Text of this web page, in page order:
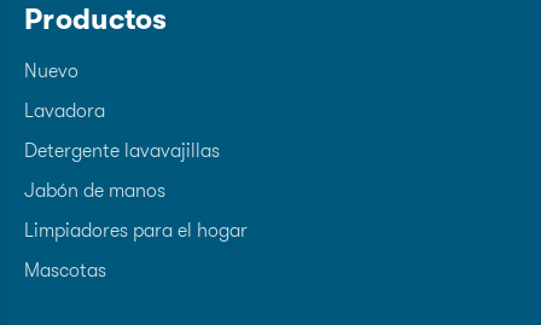
Productos
Nuevo
Lavadora
Detergente lavavajillas
Jabón de manos
Limpiadores para el hogar
Mascotas